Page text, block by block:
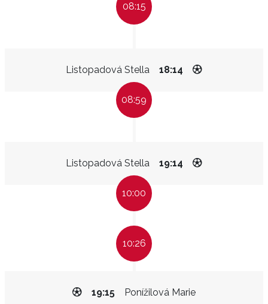
08:15
Listopadová Stella 18:14
08:59
Listopadová Stella 19:14
10:00
10:26
Ponížilová Marie
19:15